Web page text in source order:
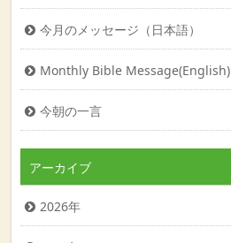
今月のメッセージ（日本語）
Monthly Bible Message(English)
今朝の一言
アーカイブ
2026年